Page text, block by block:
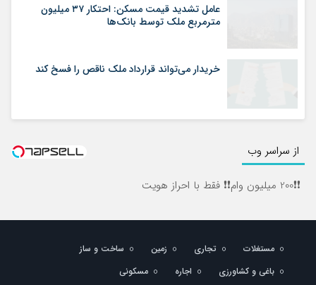
عامل تشدید قیمت مسکن: احتکار ۳۷ میلیون
مترمربع ملک توسط بانک‌ها
خریدار می‌تواند قرارداد ملک ناقص را فسخ کند
از سراسر وب
❗❗200 میلیون وام❗❗ فقط با احراز هویت
مستغلات تجاری زمین
ساخت و ساز
باغی و کشاورزی
اجاره مسکونی